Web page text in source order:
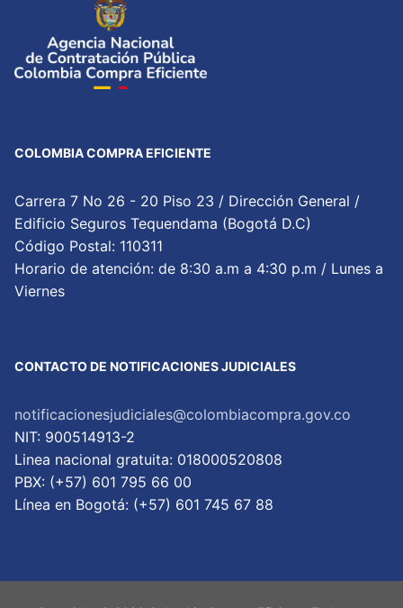
COLOMBIA COMPRA EFICIENTE
Carrera 7 No 26 - 20 Piso 23 / Dirección General /
Edificio Seguros Tequendama (Bogotá D.C)
Código Postal: 110311
Horario de atención: de 8:30 a.m a 4:30 p.m / Lunes a
Viernes
CONTACTO DE NOTIFICACIONES JUDICIALES
notificacionesjudiciales@colombiacompra.gov.co
NIT: 900514913-2
Linea nacional gratuita: 018000520808
PBX: (+57) 601 795 66 00
Lí­nea en Bogotá: (+57) 601 745 67 88